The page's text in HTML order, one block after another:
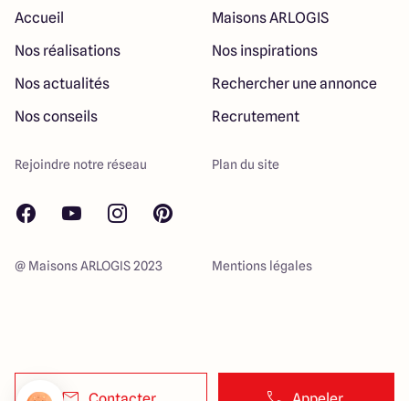
Accueil
Maisons ARLOGIS
Nos réalisations
Nos inspirations
Nos actualités
Rechercher une annonce
Nos conseils
Recrutement
Mentions légales
Rejoindre notre réseau Plan du site
@ Maisons ARLOGIS 2023